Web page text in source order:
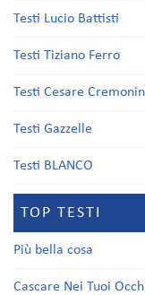
Testi Lucio Battisti
Testi Tiziano Ferro
Testi Cesare
Testi Gazzelle
Testi BLANCO
TOP TESTI
Più bella cosa
Cascare Nei Tuoi